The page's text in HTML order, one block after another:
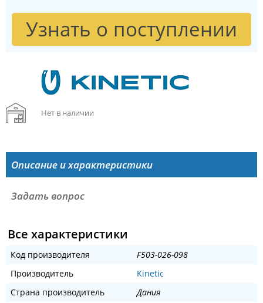
Узнать о поступлении
Нет в наличии
Описание и характеристики
Задать вопрос
Все характеристики
Код производителя
F503-026-098
Производитель
Kinetic
Страна производитель
Дания